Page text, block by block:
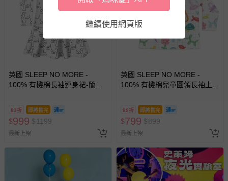
英國 SLEEP NO MORE -
100% 有機棉長袖連身裙-簡筆
83折 即將售完
$999 $1199
最新上架
英國 SLEEP NO MORE -
100% 有機棉兒童圓領長袖上
89折 即將售完
$799 $899
最新上架
繼續使用網頁版